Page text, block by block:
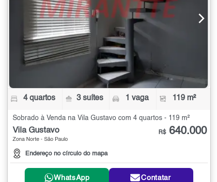
4 quartos 3 suítes 1 vaga 119 m²
Sobrado à Venda na Vila Gustavo com 4 quartos - 119 m²
Vila Gustavo
Zona Norte - São Paulo
Endereço no círculo do mapa
R$ 640.000
WhatsApp Contatar